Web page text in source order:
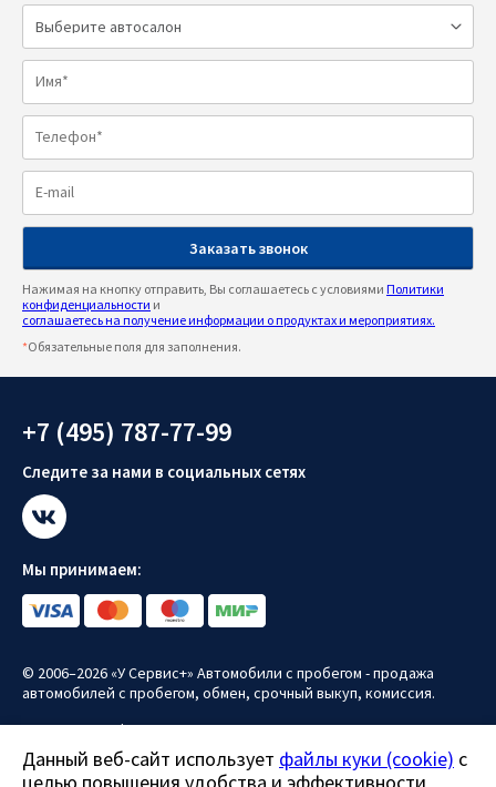
Нажимая на кнопку отправить, Вы соглашаетесь с условиями Политики
конфиденциальности и
соглашаетесь на получение информации о продуктах и мероприятиях.
*Обязательные поля для заполнения.
+7 (495) 787-77-99
Следите за нами в социальных сетях
Мы принимаем:
© 2006–2026 «У Сервис+» Автомобили с пробегом - продажа
автомобилей с пробегом, обмен, срочный выкуп, комиссия.
Политика конфиденциальности
Политика использования файлов куки (cookie)
Данный веб-сайт использует файлы куки (cookie) с